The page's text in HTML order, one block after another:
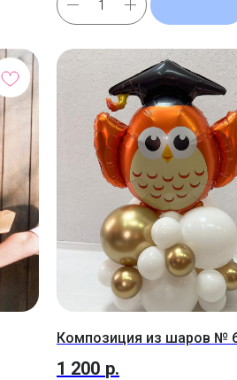
Композиция из шаров №
1 200 р.